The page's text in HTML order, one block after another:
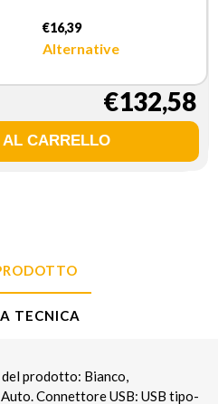
€16,39
Alternative
€132,58
TECNICA
prodotto: Bianco,
Connettore USB: USB tipo-